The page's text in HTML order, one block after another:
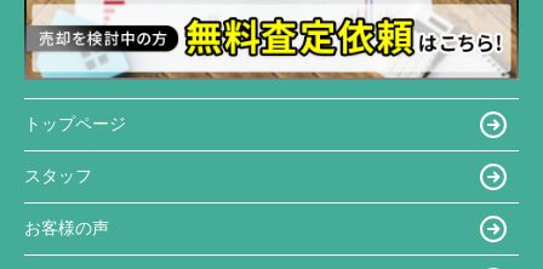
トップページ
スタッフ
お客様の声